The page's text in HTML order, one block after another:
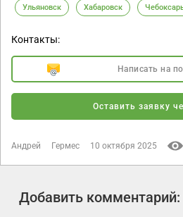
Ульяновск Хабаровск
Контакты:
Написать на
Оставить заявку
Андрей Гермес 10 октября 2025
Добавить комментарий: